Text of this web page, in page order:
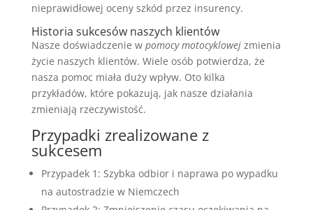
nieprawidłowej oceny szkód przez insurency.
Historia sukcesów naszych klientów
Nasze doświadczenie w pomocy motocyklowejzmienia
życie naszych klientów. Wiele osób potwierdza, że
nasza pomoc miała duży wpływ. Oto kilka
przykładów, które pokazują, jak nasze działania
zmieniają rzeczywistość.
Przypadki zrealizowane z
sukcesem
Przypadek 1: Szybka odbior i naprawa po wypadku
na autostradzie w Niemczech